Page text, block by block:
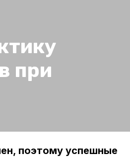
при
поэтому успешные